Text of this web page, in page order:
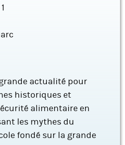
1
actualité pour
historiques et
alimentaire en
les mythes du
fondé sur la grande